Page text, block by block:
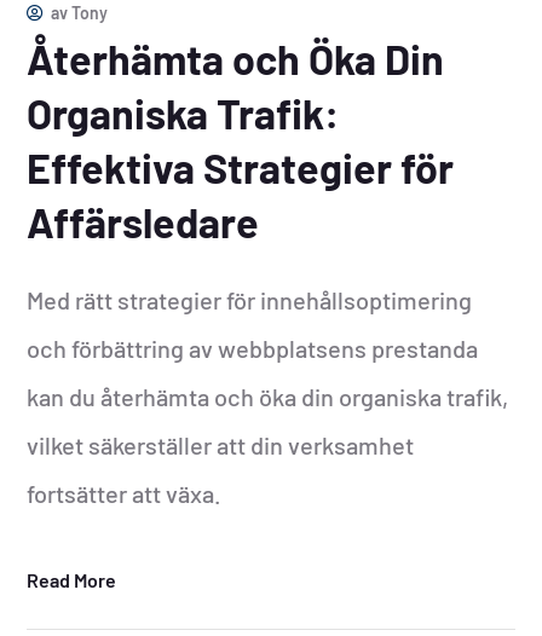
avTony
Återhämta och Öka Din
Organiska Trafik:
Effektiva Strategier för
Affärsledare
Med rätt strategier för innehållsoptimering
och förbättring av webbplatsens prestanda
kan du återhämta och öka din organiska trafik,
vilket säkerställer att din verksamhet
fortsätter att växa.
Read More